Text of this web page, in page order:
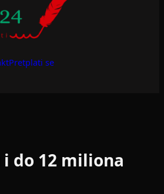
Pretplati se
i do 12 miliona